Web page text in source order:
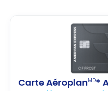
Carte AéroplanMD*